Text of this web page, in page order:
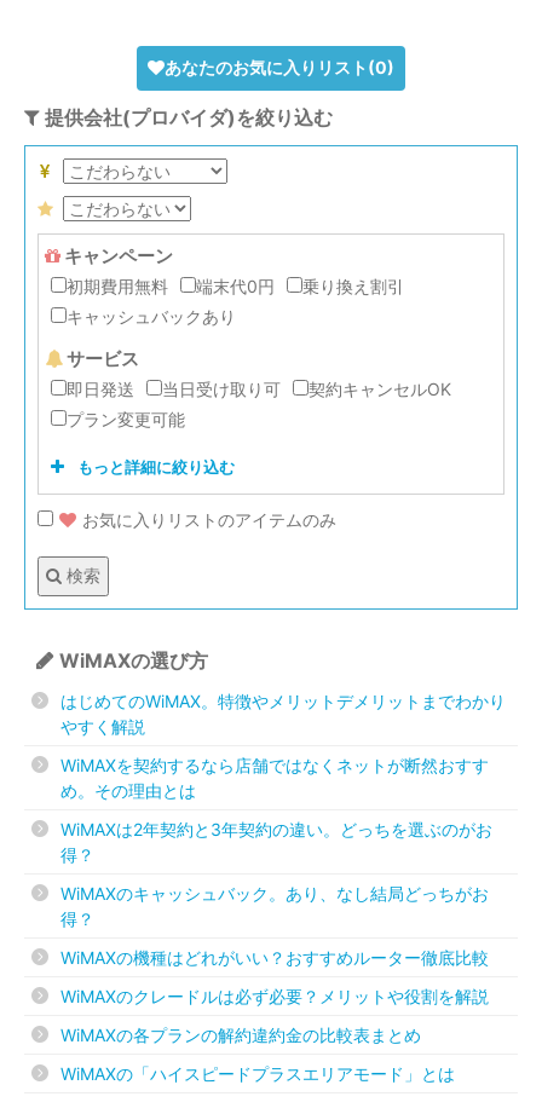
あなたのお気に入りリスト(0)
提供会社(プロバイダ)を絞り込む
キャンペーン
初期費用無料 端末代0円
乗り換え割引
キャッシュバックあり
サービス
即日発送 当日受け取り可
契約キャンセルOK
プラン変更可能
もっと詳細に絞り込む
口座振替 クレジットカード
2年 3年 4年
お気に入りリストのアイテムのみ
検索
WiMAXの選び方
はじめてのWiMAX。特徴やメリットデメリットまでわかり
やすく解説
WiMAXを契約するなら店舗ではなくネットが断然おすす
め。その理由とは
WiMAXは2年契約と3年契約の違い。どっちを選ぶのがお
得？
WiMAXのキャッシュバック。あり、なし結局どっちがお
得？
WiMAXの機種はどれがいい？おすすめルーター徹底比較
WiMAXのクレードルは必ず必要？メリットや役割を解説
WiMAXの各プランの解約違約金の比較表まとめ
WiMAXの「ハイスピードプラスエリアモード」とは